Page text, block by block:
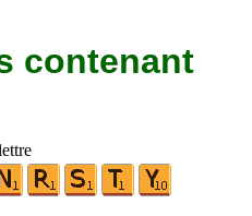
contenant